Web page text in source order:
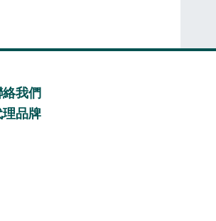
我們
品牌